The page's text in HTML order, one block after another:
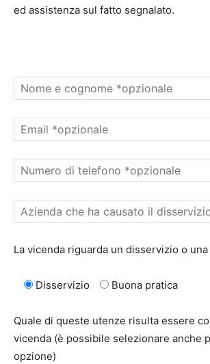
ed assistenza sul fatto segnalato.
La vicenda riguarda un disservizio o
Disservizio Buona pratica
Quale di queste utenze risulta essere
vicenda (è possibile selezionare anche
opzione)